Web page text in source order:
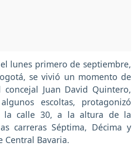
lunes primero de septiembre,
se vivió un momento de
Juan David Quintero,
escoltas, protagonizó
la calle 30, a la altura de la
carreras Séptima, Décima y
Central Bavaria.